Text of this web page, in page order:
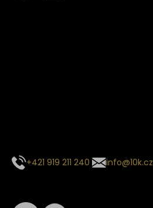
+421 919 211 240 info@10k.cz